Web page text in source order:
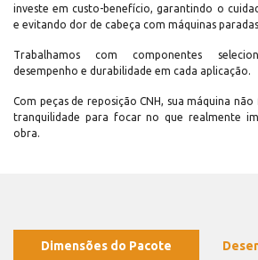
investe em custo-benefício, garantindo o
e evitando dor de cabeça com máquinas
Trabalhamos com componentes
desempenho e durabilidade em cada aplicação.
Com peças de reposição CNH, sua máquina
tranquilidade para focar no que realmente
obra.
Dimensões do Pacote